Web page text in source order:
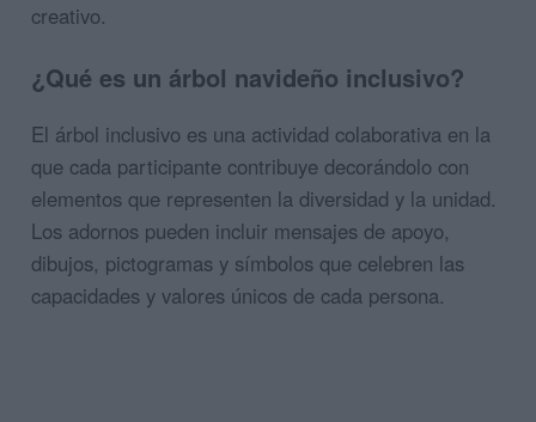
creativo.
¿Qué es un árbol navideño inclusivo?
El árbol inclusivo es una actividad colaborativa en la
que cada participante contribuye decorándolo con
elementos que representen la diversidad y la unidad.
Los adornos pueden incluir mensajes de apoyo,
dibujos, pictogramas y símbolos que celebren las
capacidades y valores únicos de cada persona.